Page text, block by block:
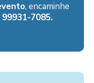
, encaminhe
7085.